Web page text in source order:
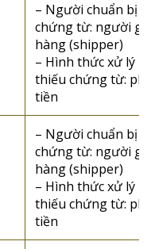
– Người chuẩn bị
chứng từ: người gửi
hàng (shipper)
– Hình thức xử lý
thiếu chứng từ:
tiền
– Người chuẩn bị
chứng từ: người gửi
hàng (shipper)
– Hình thức xử lý
thiếu chứng từ:
tiền